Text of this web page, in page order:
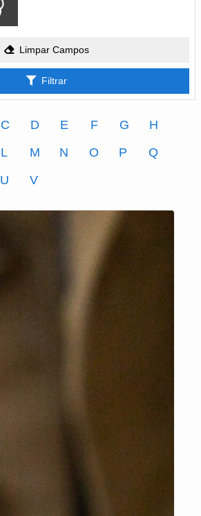
Limpar Campos
Filtrar
C D E F G
H
L M N O P
Q
U V